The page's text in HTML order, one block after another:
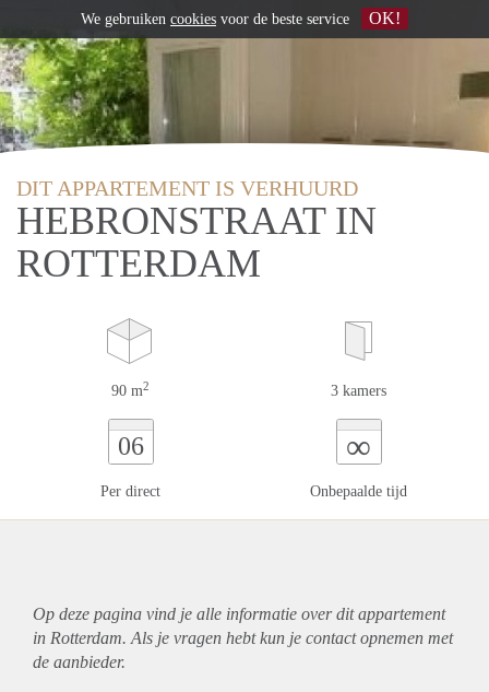
DIT APPARTEMENT IS VERHUURD
HEBRONSTRAAT IN
ROTTERDAM
90 m2 3 kamers
06
Per direct
∞
Onbepaalde tijd
Op deze pagina vind je alle informatie over ditappartement
in Rotterdam. Als je vragen hebt kun je contact opnemen met
de aanbieder.
We gebruiken cookies voor de beste service OK!